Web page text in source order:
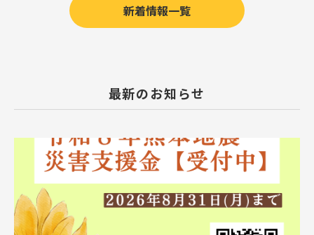
新着情報一覧
最新のお知らせ